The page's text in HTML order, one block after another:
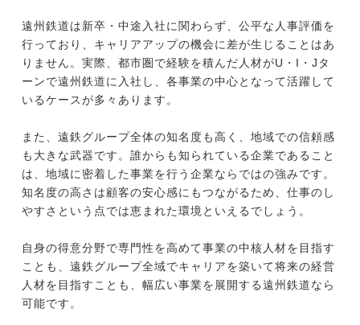
遠州鉄道は新卒・中途入社に関わらず、公平な人事評価を
行っており、キャリアアップの機会に差が生じることはあ
りません。実際、都市圏で経験を積んだ人材がU・I・Jタ
ーンで遠州鉄道に入社し、各事業の中心となって活躍して
いるケースが多々あります。
また、遠鉄グループ全体の知名度も高く、地域での信頼感
も大きな武器です。誰からも知られている企業であること
は、地域に密着した事業を行う企業ならではの強みです。
知名度の高さは顧客の安心感にもつながるため、仕事のし
やすさという点では恵まれた環境といえるでしょう。
自身の得意分野で専門性を高めて事業の中核人材を目指す
ことも、遠鉄グループ全域でキャリアを築いて将来の経営
人材を目指すことも、幅広い事業を展開する遠州鉄道なら
可能です。